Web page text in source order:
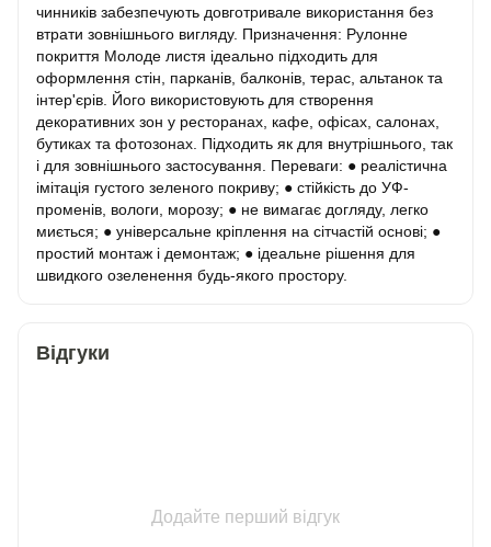
чинників забезпечують довготривале використання без
втрати зовнішнього вигляду. Призначення: Рулонне
покриття Молоде листя ідеально підходить для
оформлення стін, парканів, балконів, терас, альтанок та
інтер'єрів. Його використовують для створення
декоративних зон у ресторанах, кафе, офісах, салонах,
бутиках та фотозонах. Підходить як для внутрішнього, так
і для зовнішнього застосування. Переваги: ● реалістична
імітація густого зеленого покриву; ● стійкість до УФ-
променів, вологи, морозу; ● не вимагає догляду, легко
миється; ● універсальне кріплення на сітчастій основі; ●
простий монтаж і демонтаж; ● ідеальне рішення для
швидкого озеленення будь-якого простору.
Відгуки
Додайте перший відгук